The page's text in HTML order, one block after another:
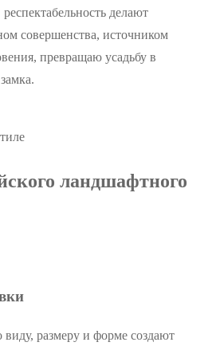
делают
совершенства, источником
превращаю усадьбу в
ландшафтного
размеру и форме создают